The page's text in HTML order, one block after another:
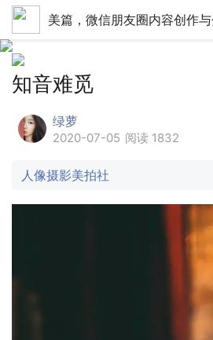
美篇，微信朋友圈内容创作
知音难觅
绿萝
2020-07-05 阅读 1832
人像摄影美拍社